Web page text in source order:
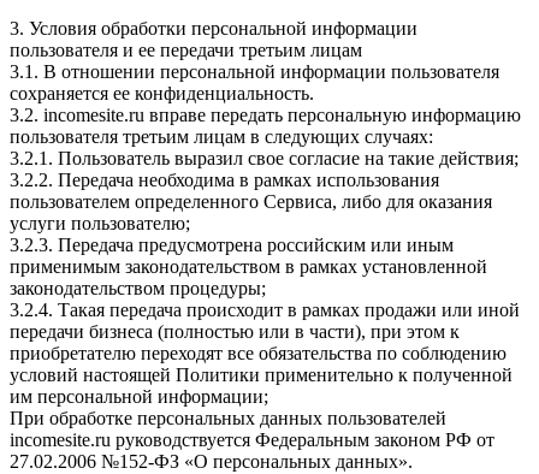
3. Условия обработки персональной информации
пользователя и ее передачи третьим лицам
3.1. В отношении персональной информации пользователя
сохраняется ее конфиденциальность.
3.2. incomesite.ru вправе передать персональную информацию
пользователя третьим лицам в следующих случаях:
3.2.1. Пользователь выразил свое согласие на такие действия;
3.2.2. Передача необходима в рамках использования
пользователем определенного Сервиса, либо для оказания
услуги пользователю;
3.2.3. Передача предусмотрена российским или иным
применимым законодательством в рамках установленной
законодательством процедуры;
3.2.4. Такая передача происходит в рамках продажи или иной
передачи бизнеса (полностью или в части), при этом к
приобретателю переходят все обязательства по соблюдению
условий настоящей Политики применительно к полученной
им персональной информации;
При обработке персональных данных пользователей
incomesite.ru руководствуется Федеральным законом РФ от
27.02.2006 №152-ФЗ «О персональных данных».